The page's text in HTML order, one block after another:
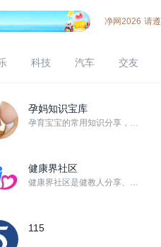
净网2026 请
科技 汽车 交友
孕妈知识宝库
孕育宝宝的常用知识分享，祝宝宝健康
健康界社区
健康界社区是健教人分享、交流和学习的平台。 共建共享，健康中国。
115